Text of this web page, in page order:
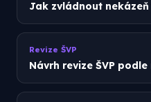
Jak zvládnout
Revize ŠVP
Návrh revize ŠVP